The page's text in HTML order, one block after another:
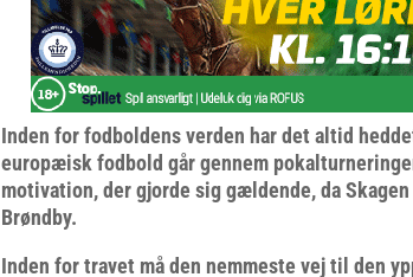
Inden for fodboldens verden har det altid
europæisk fodbold går gennem
motivation, der gjorde sig gældende, da
Brøndby.
Inden for travet må den nemmeste vej til den